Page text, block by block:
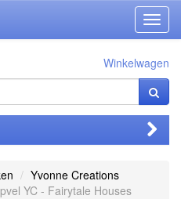
Winkelwagen
Yvonne Creations
YC - Fairytale Houses